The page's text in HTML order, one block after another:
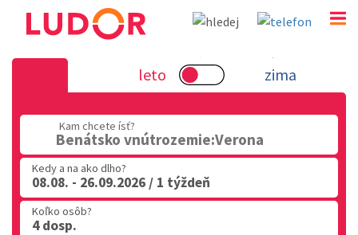
Verona - Benátsko vnútrozemie
02 2063 3182
leto zima
Kam chcete ísť?
Benátsko vnútrozemie:Verona
Kedy a na ako dlho?
08.08. - 26.09.2026 / 1 týždeň
Koľko osôb?
4 dosp.